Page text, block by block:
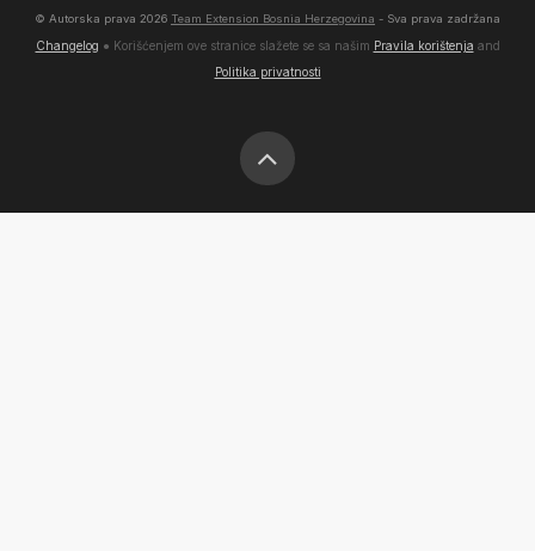
© Autorska prava 2026 Team Extension Bosnia Herzegovina - Sva prava zadržana
Changelog ● Korišćenjem ove stranice slažete se sa našim Pravila korištenja and
Politika privatnosti